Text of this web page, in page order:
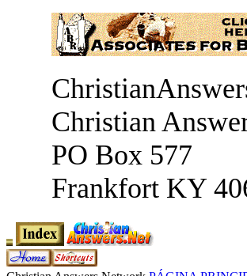
Christian
PO Box 577
Frankfort KY